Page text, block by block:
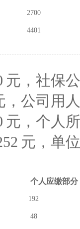
2700
4401
元，社保
，公司用
元，个人
元，单
个人应缴部分
192
48